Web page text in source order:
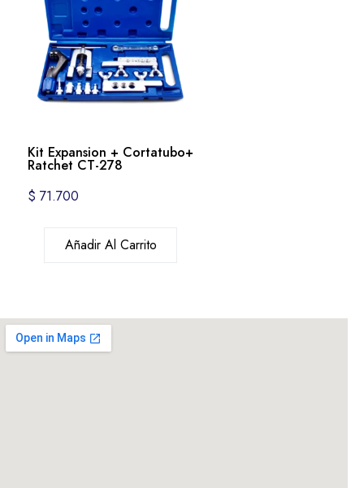
Kit Expansion + Cortatubo+
Ratchet CT-278
$ 71.700
Añadir Al Carrito